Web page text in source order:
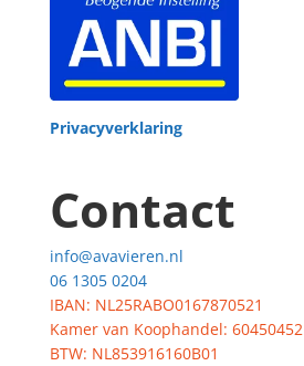
Privacyverklaring
Contact
info@avavieren.nl
06 1305 0204
IBAN: NL25RABO0167870521
Kamer van Koophandel: 60450452
BTW: NL853916160B01